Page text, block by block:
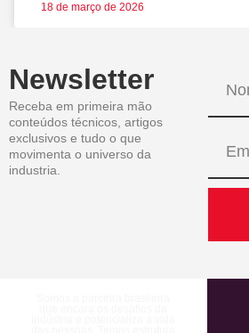
18 de março de 2026
Newsletter
Receba em primeira mão
conteúdos técnicos, artigos
exclusivos e tudo o que
movimenta o universo da
industria.